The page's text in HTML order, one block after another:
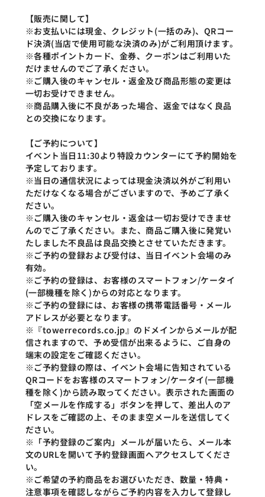
【販売に関して】
※お支払いには現金、クレジット(一括のみ)、QRコー
ド決済(当店で使用可能な決済のみ)がご利用頂けます。
※各種ポイントカード、金券、クーポンはご利用いた
だけませんのでご了承ください。
※ご購入後のキャンセル・返金及び商品形態の変更は
一切お受けできません。
※商品購入後に不良があった場合、返金ではなく良品
との交換になります。
【ご予約について】
イベント当日11:30より特設カウンターにて予約開始を
予定しております。
※当日の通信状況によっては現金決済以外がご利用い
ただけなくなる場合がございますので、予めご了承く
ださい。
※ご購入後のキャンセル・返金は一切お受けできませ
んのでご了承ください。また、商品ご購入後に発覚い
たしました不良品は良品交換とさせていただきます。
※ご予約の登録および受付は、当日イベント会場のみ
有効。
※ご予約の登録は、お客様のスマートフォン/ケータイ
(一部機種を除く)からの対応となります。
※ご予約の登録には、お客様の携帯電話番号・メール
アドレスが必要となります。
※『towerrecords.co.jp』のドメインからメールが配
信されますので、予め受信が出来るように、ご自身の
端末の設定をご確認ください。
※ご予約登録の際は、イベント会場に告知されている
QRコードをお客様のスマートフォン/ケータイ(一部機
種を除く)から読み取ってください。表示された画面の
「空メールを作成する」ボタンを押して、差出人のア
ドレスをご確認の上、そのまま空メールを送信してく
ださい。
※「予約登録のご案内」メールが届いたら、メール本
文のURLを開いて予約登録画面へアクセスしてくださ
い。
※ご希望の予約商品をお選びいただき、数量・特典・
注意事項を確認しながらご予約内容を入力して登録し